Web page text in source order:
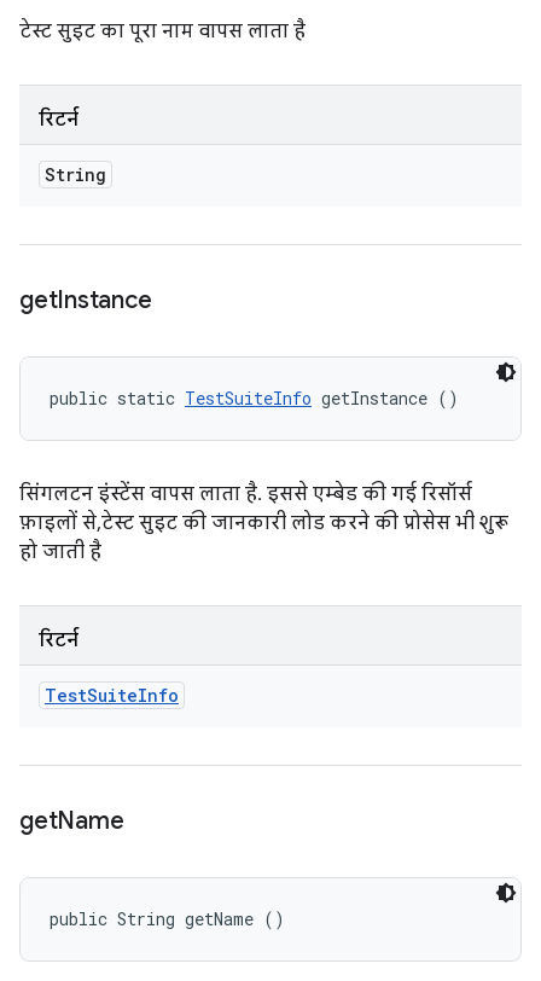
टेस्ट सुइट का पूरा नाम वापस लाता है
रिटर्न
String
getInstance
public static TestSuiteInfo getInstance ()
सिंगलटन इंस्टेंस वापस लाता है. इससे एम्बेड की गई रिसॉर्स
फ़ाइलों से, टेस्ट सुइट की जानकारी लोड करने की प्रोसेस भी शुरू
हो जाती है
रिटर्न
TestSuiteInfo
getName
public String getName ()